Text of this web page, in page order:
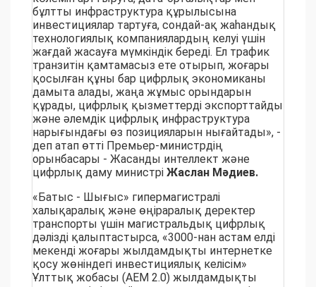
бұлтты инфраструктура құрылысына
инвестициялар тартуға, сондай-ақ жаһандық
технологиялық компаниялардың келуі үшін
жағдай жасауға мүмкіндік береді. Ел трафик
транзитін қамтамасыз ете отырып, жоғары
қосылған құны бар цифрлық экономиканы
дамыта алады, жаңа жұмыс орындарын
құрады, цифрлық қызметтерді экспорттайды
және әлемдік цифрлық инфраструктура
нарығындағы өз позицияларын нығайтады», -
деп атап өтті Премьер-министрдің
орынбасары - Жасанды интеллект және
цифрлық даму министрі Жаслан Мәдиев.
«Батыс - Шығыс» гипермагистралі
халықаралық және өңіраралық деректер
транспорты үшін магистральдық цифрлық
дәлізді қалыптастырса, «3000-нан астам елді
мекенді жоғары жылдамдықты интернетке
қосу жөніндегі инвестициялық келісім»
Ұлттық жобасы (АЕМ 2.0) жылдамдықты